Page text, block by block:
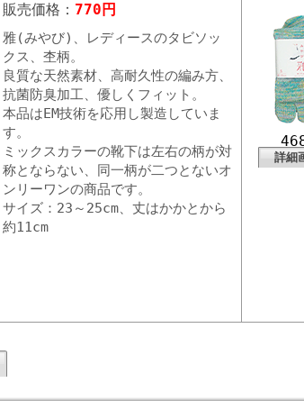
販売価格： 770円
雅(みやび)、レディースのタビソッ
クス、杢柄。
良質な天然素材、高耐久性の編み方、
抗菌防臭加工、優しくフィット。
本品はEM技術を応用し製造していま
す。
ミックスカラーの靴下は左右の柄が対
称とならない、同一柄が二つとないオ
ンリーワンの商品です。
サイズ：23～25cm、丈はかかとから
約11cm
詳細